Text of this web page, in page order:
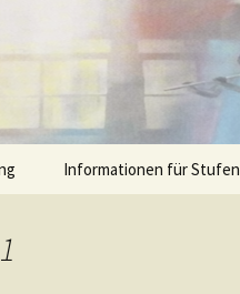
Informationen für Stufen